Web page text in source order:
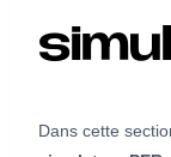
Dans cette